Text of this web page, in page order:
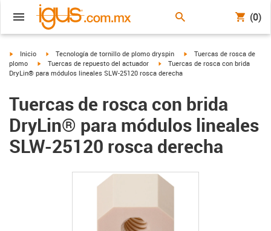
(0)
igus-icon-arrow-right
Inicio igus-icon-arrow-right
Tecnología de tornillo de plomo dryspin igus-icon-arrow-right
Tuercas de rosca de
plomo
igus-icon-arrow-right
Tuercas de repuesto del actuador igus-icon-arrow-right
Tuercas de rosca con brida
DryLin® para módulos lineales SLW-25120 rosca derecha
Tuercas de rosca con brida
DryLin® para módulos lineales
SLW-25120 rosca derecha